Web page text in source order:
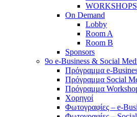
WORKSHOPS
On Demand
Lobby
Room A
Room B
Sponsors
9o e-Business & Social
Πρόγραμμα e-
Πρόγραμμα Social
Πρόγραμμα
Χορηγοί
Φωτογραφίες – e-